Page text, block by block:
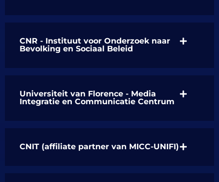
CNR - Instituut voor Onderzoek naar
Bevolking en Sociaal Beleid
Universiteit van Florence - Media
Integratie en Communicatie Centrum
CNIT (affiliate partner van MICC-UNIFI)